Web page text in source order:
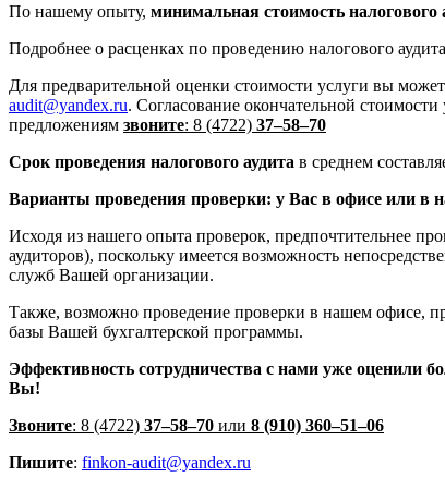
По нашему опыту, минимальная стоимость налогового
Подробнее о расценках по проведению налогового
Для предварительной оценки стоимости услуги вы
audit@yandex.ru. Согласование окончательной
предложениям звоните: 8 (4722) 37–58–70
Срок проведения налогового аудита в среднем
Варианты проведения проверки: у Вас в офисе или в
Исходя из нашего опыта проверок, предпочтительнее
аудиторов), поскольку имеется возможность
служб Вашей организации.
Также, возможно проведение проверки в нашем офисе,
базы Вашей бухгалтерской программы.
Эффективность сотрудничества с нами уже оценили
Вы!
Звоните: 8 (4722) 37–58–70 или 8 (910) 360–51–06
Пишите: finkon-audit@yandex.ru